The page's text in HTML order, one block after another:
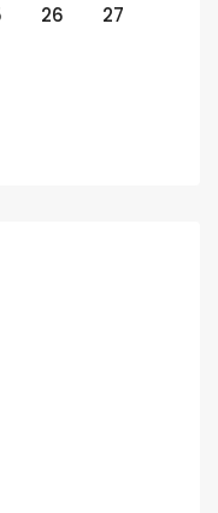
26
27